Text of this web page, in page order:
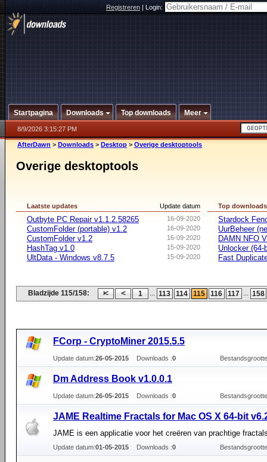
Registreren|Login:
Startpagina Downloads Top downloads Meer
8/9/2026 3:15:27 PM
AfterDawn > Downloads > Desktop > Overige desktoptools
Overige desktoptools
Update datum
Laatste updates
16-09-2020
Outbyte PC Repair v1.1.2.58265
16-09-2020
CustomFolder (portable) v1.2
16-09-2020
CustomFolder v1.2
15-09-2020
HashTag v1.0
15-09-2020
UltData - Windows v8.7.5
Top downloads
Stardock
UurBeheer
DAMN NFO
Unlocker (64-
Fast
Bladzijde 115/158: 1 ... 113 114 115 116 117 ... 158
FCorp - CryptoMiner 2015.5.5
Update datum:26-05-2015 Downloads :0
Dm Address Book v1.0.0.1
Update datum:26-05-2015 Downloads :0
JAME Realtime Fractals for Mac OS X 64-bit
JAME is een applicatie voor het creëren van prachtige
Update datum:01-05-2015 Downloads :0